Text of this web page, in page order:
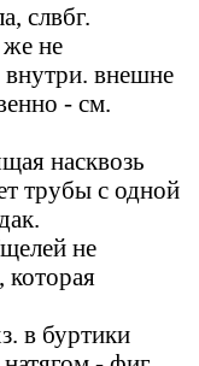
слвбг.
же не
внутри. внешне
- см.
насквозь
трубы с одной
не
которая
в буртики